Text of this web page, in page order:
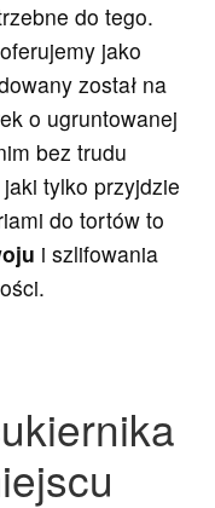
do tego.
jako
został na
o ugruntowanej
bez trudu
tylko przyjdzie
do tortów to
i szlifowania